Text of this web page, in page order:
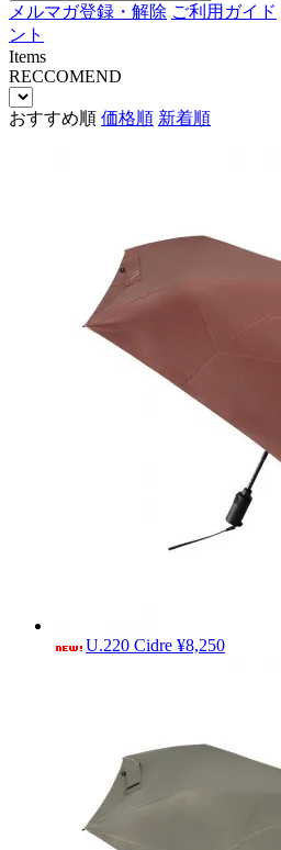
メルマガ登録・解除 ご利用ガイド
ント
Items
RECCOMEND
おすすめ順 価格順 新着順
U.220 Cidre ¥8,250